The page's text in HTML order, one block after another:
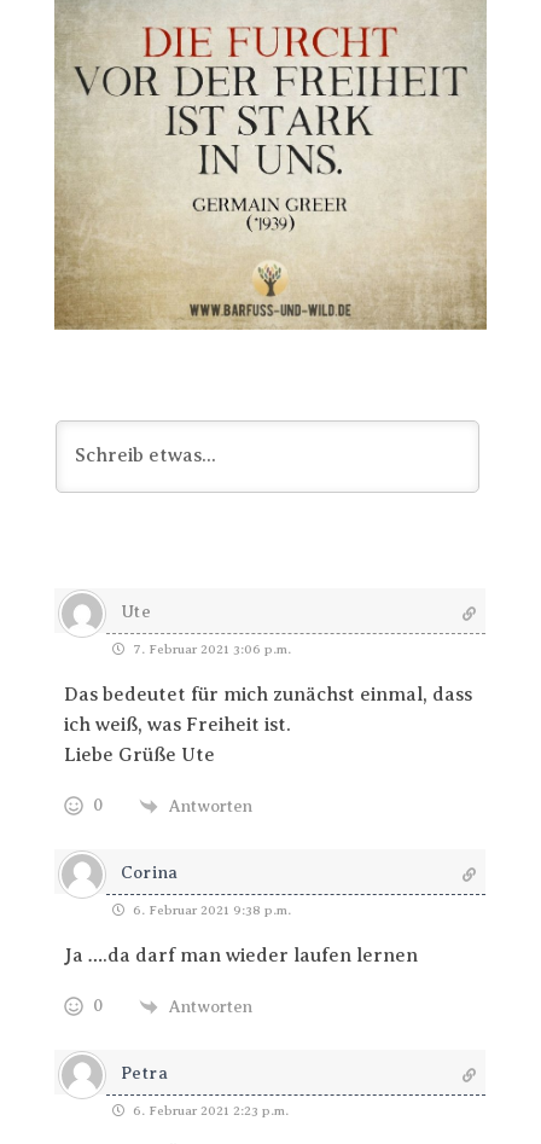
Ute
7. Februar 2021 3:06 p.m.
Das bedeutet für mich zunächst einmal, dass
ich weiß, was Freiheit ist.
Liebe Grüße Ute
0 Antworten
Corina
6. Februar 2021 9:38 p.m.
Ja ….da darf man wieder laufen lernen
0 Antworten
Petra
6. Februar 2021 2:23 p.m.